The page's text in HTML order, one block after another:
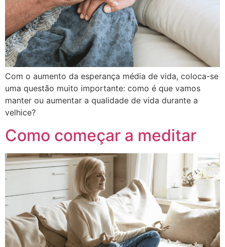
Com o aumento da esperança média de vida, coloca-se
uma questão muito importante: como é que vamos
manter ou aumentar a qualidade de vida durante a
velhice?
Como começar a meditar